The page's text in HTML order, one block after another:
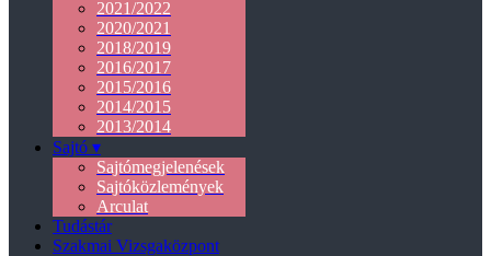
2021/2022
2020/2021
2018/2019
2016/2017
2015/2016
2014/2015
2013/2014
Sajtó ▾
Sajtómegjelenések
Sajtóközlemények
Arculat
Tudástár
Szakmai Vizsgaközpont